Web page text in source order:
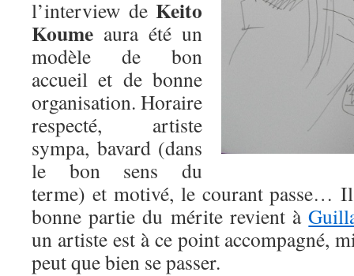
l’interview deKeito
Koume aura été un
modèle de bon
accueil et de bonne
organisation. Horaire
respecté, artiste
sympa, bavard (dans
le bon sens du
terme) et motivé, le courant passe…
bonne partie du mérite revient à
un artiste est à ce point accompagné,
peut que bien se passer.